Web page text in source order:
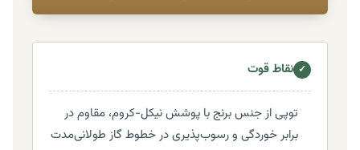
✓ نقاط قوت
توپی از جنس برنج با پوشش نیکل-کروم، مقاوم در
برابر خوردگی و رسوب‌پذیری در خطوط گاز طولانی‌مدت